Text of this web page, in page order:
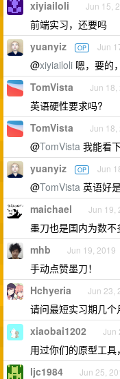
xiyiailoli Jun 15,
前端实习，还要吗
yuanyiz OP Jun
@xiyiailoli 嗯，要的
TomVista Jun 18,
英语硬性要求吗?
TomVista Jun 18,
@TomVista 我能看
yuanyiz OP Jun
@TomVista 英语好
maichael Jun 19,
墨刀也是国内为数
mhb Jun 19, 2019
手动点赞墨刀！
Hchyeria Jun 23,
请问最短实习期几个
xiaobai1202 Jun
用过你们的原型工
ljc1984 Jun 25,